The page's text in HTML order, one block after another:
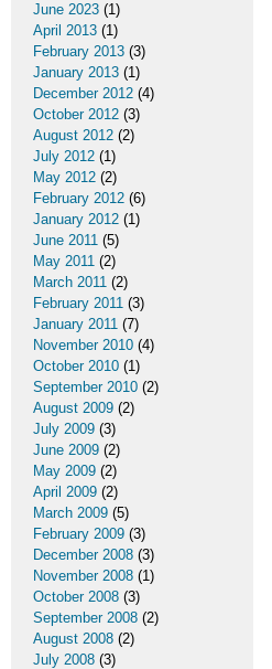
June 2023 (1)
April 2013 (1)
February 2013 (3)
January 2013 (1)
December 2012 (4)
October 2012 (3)
August 2012 (2)
July 2012 (1)
May 2012 (2)
February 2012 (6)
January 2012 (1)
June 2011 (5)
May 2011 (2)
March 2011 (2)
February 2011 (3)
January 2011 (7)
November 2010 (4)
October 2010 (1)
September 2010 (2)
August 2009 (2)
July 2009 (3)
June 2009 (2)
May 2009 (2)
April 2009 (2)
March 2009 (5)
February 2009 (3)
December 2008 (3)
November 2008 (1)
October 2008 (3)
September 2008 (2)
August 2008 (2)
July 2008 (3)